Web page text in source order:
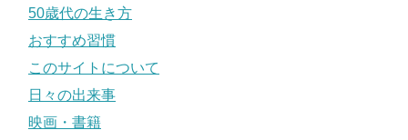
50歳代の生き方
おすすめ習慣
このサイトについて
日々の出来事
映画・書籍